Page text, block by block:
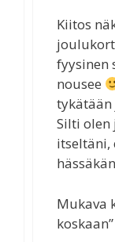
Kiitos
fyysinen
nousee
tykätään
Silti olen
itseltäni,
Mukava